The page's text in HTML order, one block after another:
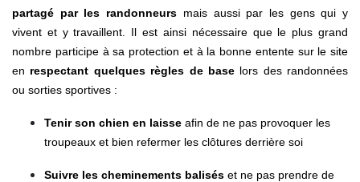
partagé par les randonneurs mais aussi par les gens qui y
vivent et y travaillent. Il est ainsi nécessaire que le plus grand
nombre participe à sa protection et à la bonne entente sur le site
en respectant quelques règles de baselors des randonnées
ou sorties sportives :
Tenir son chien en laisse afin de ne pas provoquer les
troupeaux et bien refermer les clôtures derrière soi
Suivre les cheminements balisés et ne pas prendre de